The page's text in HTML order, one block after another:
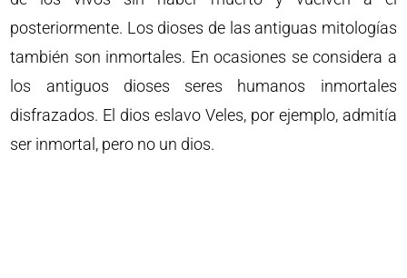
posteriormente. Los dioses de las antiguas mitologías
también son inmortales. En ocasiones se considera a
los antiguos dioses seres humanos inmortales
disfrazados. El dios eslavo Veles, por ejemplo, admitía
ser inmortal, pero no un dios.